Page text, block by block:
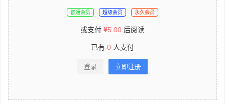
普通会员 超级会员 永久会员
或支付 5.00 后阅读
已有 0 人支付
登录 立即注册